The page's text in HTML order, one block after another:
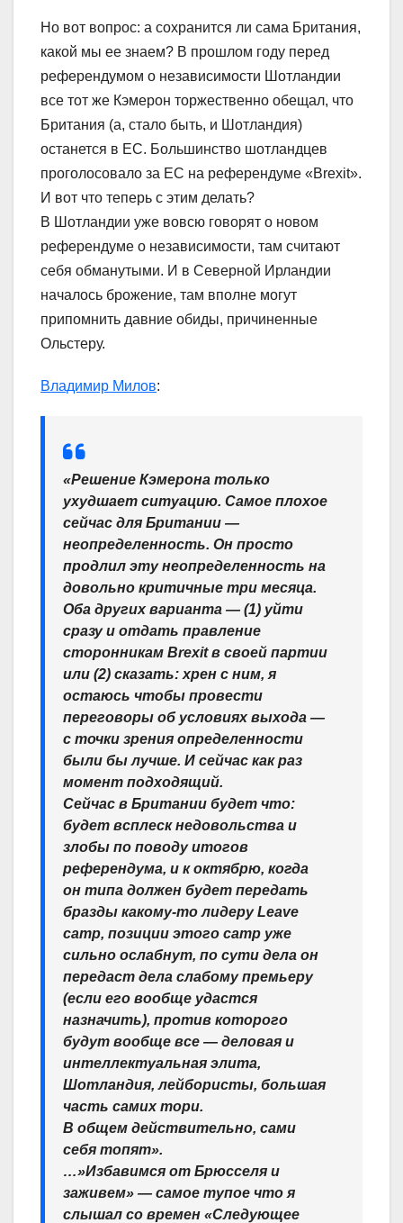
Но вот вопрос: а сохранится ли сама Британия,
какой мы ее знаем? В прошлом году перед
референдумом о независимости Шотландии
все тот же Кэмерон торжественно обещал, что
Британия (а, стало быть, и Шотландия)
останется в ЕС. Большинство шотландцев
проголосовало за ЕС на референдуме «Brexit».
И вот что теперь с этим делать?
В Шотландии уже вовсю говорят о новом
референдуме о независимости, там считают
себя обманутыми. И в Северной Ирландии
началось брожение, там вполне могут
припомнить давние обиды, причиненные
Ольстеру.
Владимир Милов:
«Решение Кэмерона только
ухудшает ситуацию. Самое плохое
сейчас для Британии —
неопределенность. Он просто
продлил эту неопределенность на
довольно критичные три месяца.
Оба других варианта — (1) уйти
сразу и отдать правление
сторонникам Brexit в своей партии
или (2) сказать: хрен с ним, я
остаюсь чтобы провести
переговоры об условиях выхода —
с точки зрения определенности
были бы лучше. И сейчас как раз
момент подходящий.
Сейчас в Британии будет что:
будет всплеск недовольства и
злобы по поводу итогов
референдума, и к октябрю, когда
он типа должен будет передать
бразды какому-то лидеру Leave
camp, позиции этого camp уже
сильно ослабнут, по сути дела он
передаст дела слабому премьеру
(если его вообще удастся
назначить), против которого
будут вообще все — деловая и
интеллектуальная элита,
Шотландия, лейбористы, большая
часть самих тори.
В общем действительно, сами
себя топят».
…»Избавимся от Брюсселя и
заживем» — самое тупое что я
слышал со времен «Следующее